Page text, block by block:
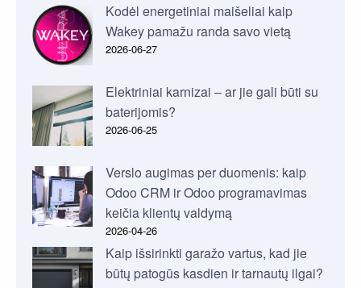
Kodėl energetiniai maišeliai kaip
Wakey pamažu randa savo vietą
2026-06-27
Elektriniai karnizai – ar jie gali būti su
baterijomis?
2026-06-25
Verslo augimas per duomenis: kaip
Odoo CRM ir Odoo programavimas
keičia klientų valdymą
2026-04-26
Kaip išsirinkti garažo vartus, kad jie
būtų patogūs kasdien ir tarnautų ilgai?